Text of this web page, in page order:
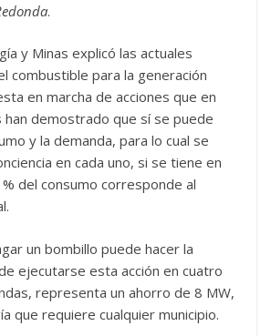
.
y Minas explicó las actuales
combustible para la generación
en marcha de acciones que en
demostrado que sí se puede
y la demanda, para lo cual se
en cada uno, si se tiene en
del consumo corresponde al
un bombillo puede hacer la
ejecutarse esta acción en cuatro
representa un ahorro de 8 MW,
que requiere cualquier municipio.